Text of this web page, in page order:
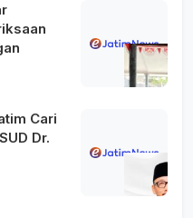
Cari
Dr.